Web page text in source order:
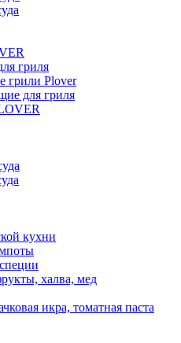
гриля
грили Plover
для гриля
кухни
халва, мед
икра, томатная паста